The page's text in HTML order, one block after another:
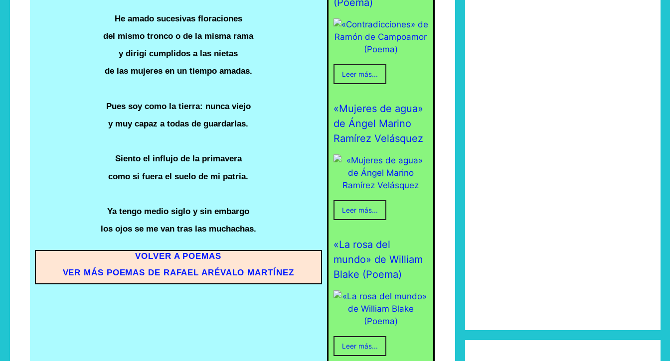
He amado sucesivas floraciones
del mismo tronco o de la misma rama
y dirigí cumplidos a las nietas
de las mujeres en un tiempo amadas.
Pues soy como la tierra: nunca viejo
y muy capaz a todas de guardarlas.
Siento el influjo de la primavera
como si fuera el suelo de mi patria.
Ya tengo medio siglo y sin embargo
los ojos se me van tras las muchachas.
VOLVER A POEMAS
VER MÁS POEMAS DE RAFAEL ARÉVALO MARTÍNEZ
(Poema)
Leer más...
«Mujeres de agua»
de Ángel Marino
Ramírez Velásquez
Leer más...
«La rosa del
mundo» de William
Blake (Poema)
Leer más...